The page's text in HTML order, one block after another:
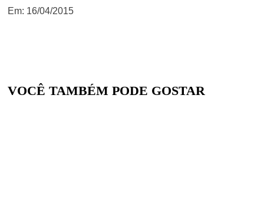
Em: 16/04/2015
VOCÊ TAMBÉM PODE GOSTAR